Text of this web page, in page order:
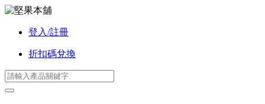
登入/註冊
折扣碼兌換